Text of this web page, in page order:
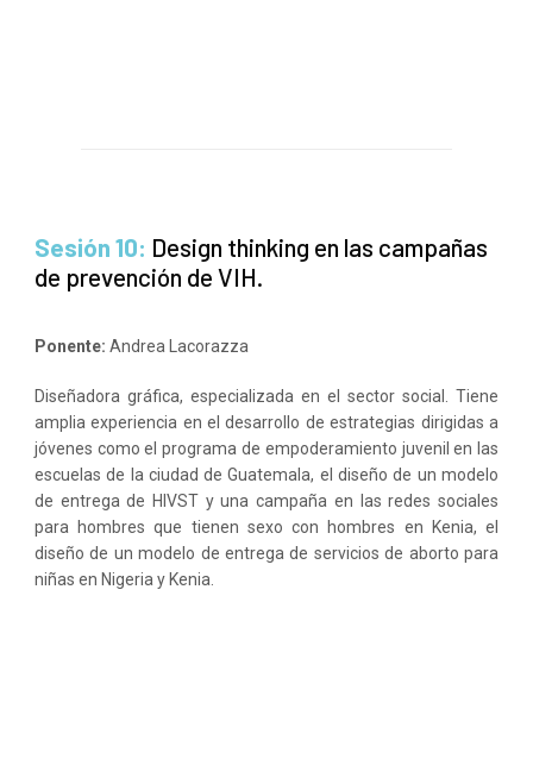
Sesión 10: Design thinking en las campañas
de prevención de VIH.
Ponente: Andrea Lacorazza
Diseñadora gráfica, especializada en el sector social. Tiene
amplia experiencia en el desarrollo de estrategias dirigidas a
jóvenes como el programa de empoderamiento juvenil en las
escuelas de la ciudad de Guatemala, el diseño de un modelo
de entrega de HIVST y una campaña en las redes sociales
para hombres que tienen sexo con hombres en Kenia, el
diseño de un modelo de entrega de servicios de aborto para
niñas en Nigeria y Kenia.